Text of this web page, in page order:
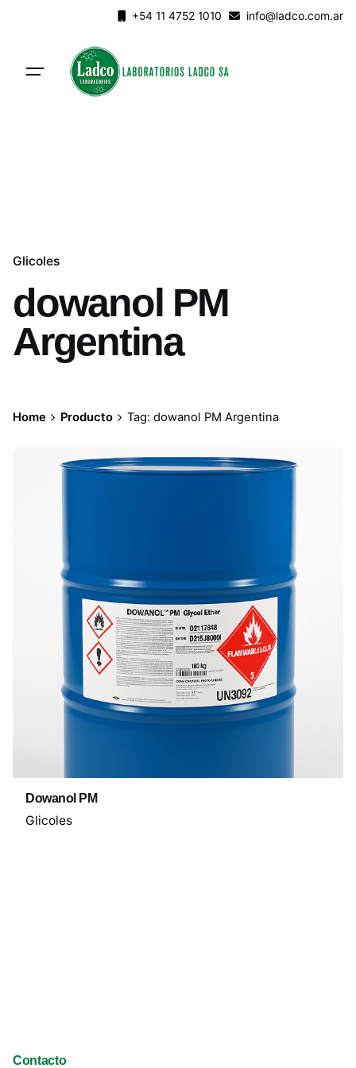
+54 11 4752 1010 info@ladco.com.ar
Glicoles
dowanol PM
Argentina
Home Producto Tag: dowanol PM Argentina
Dowanol PM
Glicoles
Contacto